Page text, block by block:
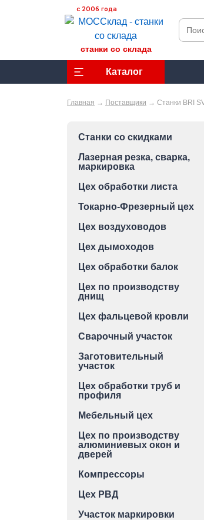
с 2006 года
станки со склада
Каталог
Главная → Поставщики → Станки BRI
Станки со скидками
Лазерная резка, сварка,
маркировка
Цех обработки листа
Токарно-Фрезерный цех
Цех воздуховодов
Цех дымоходов
Цех обработки балок
Цех по производству
днищ
Цех фальцевой кровли
Сварочный участок
Заготовительный
участок
Цех обработки труб и
профиля
Мебельный цех
Цех по производству
алюминиевых окон и
дверей
Компрессоры
Цех РВД
Участок маркировки